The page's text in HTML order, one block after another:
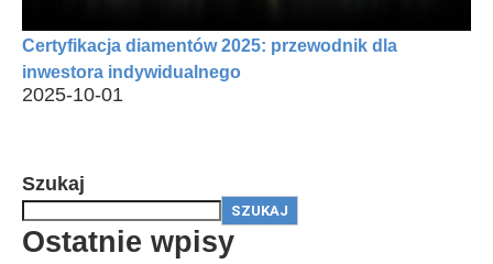
Certyfikacja diamentów 2025: przewodnik dla
inwestora indywidualnego
2025-10-01
Szukaj
SZUKAJ
Ostatnie wpisy